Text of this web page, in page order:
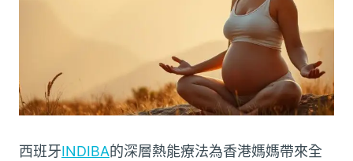
西班牙INDIBA的深層熱能療法為香港媽媽帶來全